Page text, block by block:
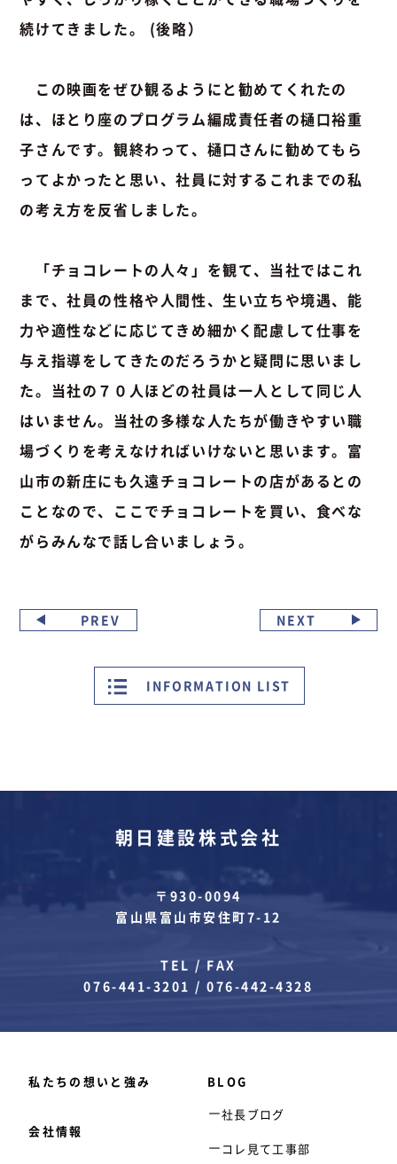
続けてきました。 (後略）
この映画をぜひ観るようにと勧めてくれたの
は、ほとり座のプログラム編成責任者の樋口裕重
子さんです。観終わって、樋口さんに勧めてもら
ってよかったと思い、社員に対するこれまでの私
の考え方を反省しました。
「チョコレートの人々」を観て、当社ではこれ
まで、社員の性格や人間性、生い立ちや境遇、能
力や適性などに応じてきめ細かく配慮して仕事を
与え指導をしてきたのだろうかと疑問に思いまし
た。当社の７０人ほどの社員は一人として同じ人
はいません。当社の多様な人たちが働きやすい職
場づくりを考えなければいけないと思います。富
山市の新庄にも久遠チョコレートの店があるとの
ことなので、ここでチョコレートを買い、食べな
がらみんなで話し合いましょう。
PREV
INFORMATION LIST
NEXT
朝日建設株式会社
〒930-0094
富山県富山市安住町7-12
TEL / FAX
076-441-3201 /076-442-4328
私たちの想いと強み
会社情報
BLOG
社長ブログ
コレ見て工事部